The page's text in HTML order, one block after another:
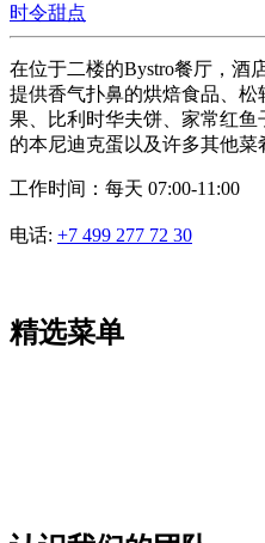
时令甜点
在位于二楼的Bystro餐厅，酒
提供香气扑鼻的烘焙食品、
果、比利时华夫饼、家常红
的本尼迪克蛋以及许多其他菜
工作时间：每天 07:00-11:00
电话: +7 499 277 72 30
精选菜单